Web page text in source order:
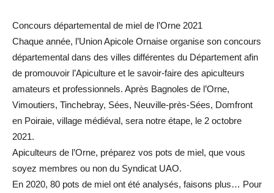
Concours départemental de miel de l’Orne 2021
Chaque année, l’Union Apicole Ornaise organise son concours
départemental dans des villes différentes du Département afin
de promouvoir l’Apiculture et le savoir-faire des apiculteurs
amateurs et professionnels. Après Bagnoles de l’Orne,
Vimoutiers, Tinchebray, Sées, Neuville-près-Sées, Domfront
en Poiraie, village médiéval, sera notre étape, le 2 octobre
2021.
Apiculteurs de l’Orne, préparez vos pots de miel, que vous
soyez membres ou non du Syndicat UAO.
En 2020, 80 pots de miel ont été analysés, faisons plus… Pour